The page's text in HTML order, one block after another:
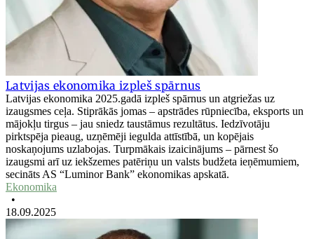
Latvijas ekonomika izpleš spārnus
Latvijas ekonomika 2025.gadā izpleš spārnus un atgriežas uz
izaugsmes ceļa. Stiprākās jomas – apstrādes rūpniecība, eksports un
mājokļu tirgus – jau sniedz taustāmus rezultātus. Iedzīvotāju
pirktspēja pieaug, uzņēmēji iegulda attīstībā, un kopējais
noskaņojums uzlabojas. Turpmākais izaicinājums – pārnest šo
izaugsmi arī uz iekšzemes patēriņu un valsts budžeta ieņēmumiem,
secināts AS “Luminor Bank” ekonomikas apskatā.
Ekonomika
•
18.09.2025